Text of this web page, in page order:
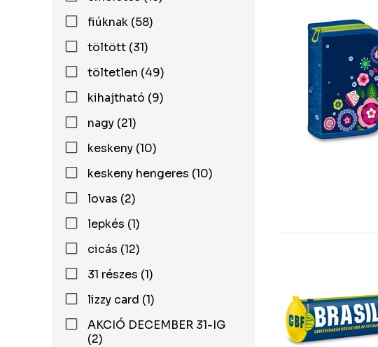
fiúknak (58)
töltött (31)
töltetlen (49)
kihajtható (9)
nagy (21)
keskeny (10)
keskeny hengeres (10)
lovas (2)
lepkés (1)
cicás (12)
31 részes (1)
lizzy card (1)
AKCIÓ DECEMBER 31-IG
(2)